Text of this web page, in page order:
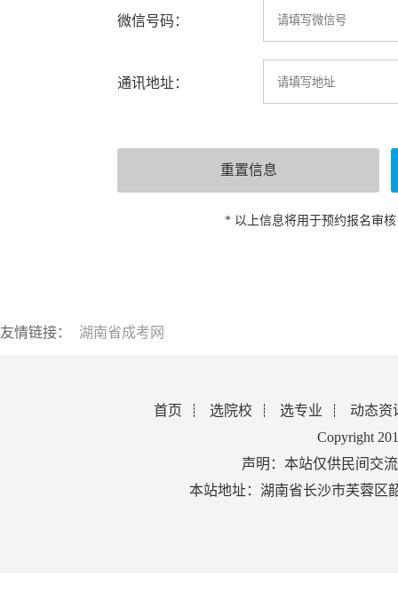
微信号码：
通讯地址：
* 以上信息将用于预约报名审
友情链接： 湖南省成考网
首页 选院校 选专业
动态资
Copyright
声明：本站仅供民间交
本站地址：湖南省长沙市芙蓉区